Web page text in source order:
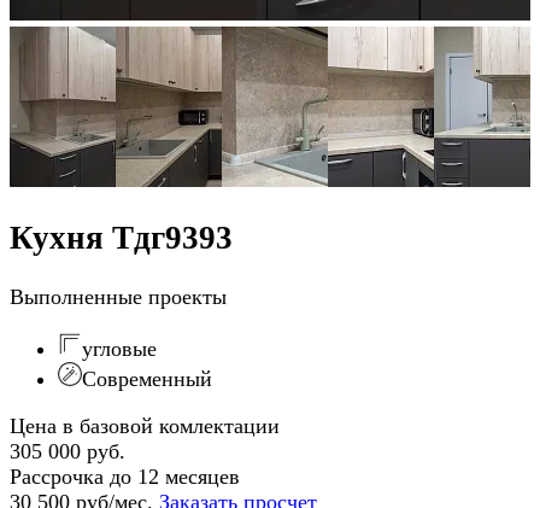
Кухня Тдг9393
Выполненные проекты
угловые
Современный
Цена в базовой комлектации
305 000 руб.
Рассрочка до 12 месяцев
30 500 руб/мес. Заказать просчет